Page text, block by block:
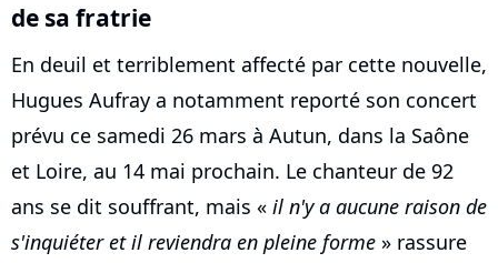
de sa fratrie
En deuil et terriblement affecté par cette nouvelle,
Hugues Aufray a notamment reporté son concert
prévu ce samedi 26 mars à Autun, dans la Saône
et Loire, au 14 mai prochain. Le chanteur de 92
ans se dit souffrant, mais « il n'y a aucune raison de
s'inquiéter et il reviendra en pleine forme » rassure